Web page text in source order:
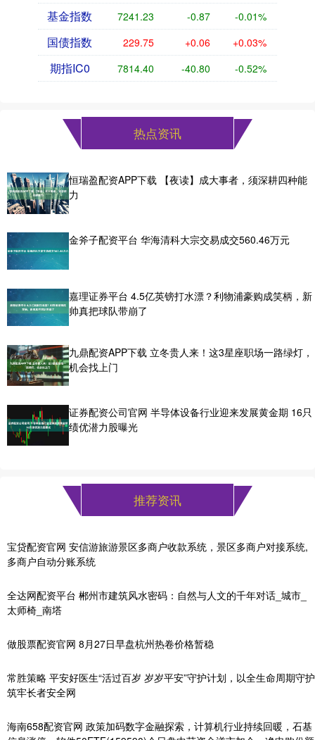
基金指数 7241.23 -0.87 -0.01%
国债指数 229.75 +0.06 +0.03%
期指IC0 7814.40 -40.80 -0.52%
热点资讯
恒瑞盈配资APP下载 【夜读】成大事者，须深耕四种能
力
金斧子配资平台 华海清科大宗交易成交560.46万元
嘉理证券平台 4.5亿英镑打水漂？利物浦豪购成笑柄，新
帅真把球队带崩了
九鼎配资APP下载 立冬贵人来！这3星座职场一路绿灯，
机会找上门
证券配资公司官网 半导体设备行业迎来发展黄金期 16只
绩优潜力股曝光
推荐资讯
宝贷配资官网 安信游旅游景区多商户收款系统，景区多商户对接系统,
多商户自动分账系统
全达网配资平台 郴州市建筑风水密码：自然与人文的千年对话_城市_
太师椅_南塔
做股票配资官网 8月27日早盘杭州热卷价格暂稳
常胜策略 平安好医生“活过百岁 岁岁平安”守护计划，以全生命周期守护
筑牢长者安全网
海南658配资官网 政策加码数字金融探索，计算机行业持续回暖，石基